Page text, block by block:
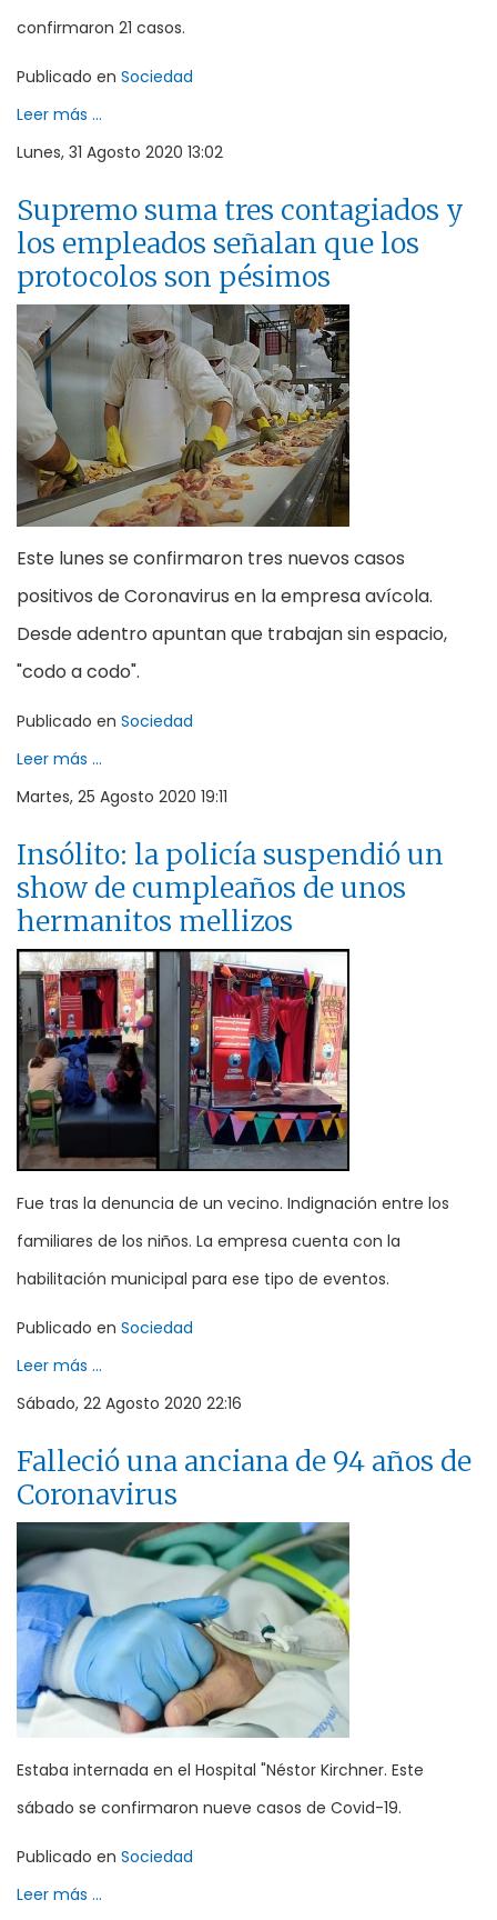
confirmaron 21 casos.
Publicado en Sociedad
Leer más ...
Lunes, 31 Agosto 2020 13:02
Supremo suma tres contagiados y
los empleados señalan que los
protocolos son pésimos
Este lunes se confirmaron tres nuevos casos
positivos de Coronavirus en la empresa avícola.
Desde adentro apuntan que trabajan sin espacio,
"codo a codo".
Publicado en Sociedad
Leer más ...
Martes, 25 Agosto 2020 19:11
Insólito: la policía suspendió un
show de cumpleaños de unos
hermanitos mellizos
Fue tras la denuncia de un vecino. Indignación entre los
familiares de los niños. La empresa cuenta con la
habilitación municipal para ese tipo de eventos.
Publicado en Sociedad
Leer más ...
Sábado, 22 Agosto 2020 22:16
Falleció una anciana de 94 años de
Coronavirus
Estaba internada en el Hospital "Néstor Kirchner. Este
sábado se confirmaron nueve casos de Covid-19.
Publicado en Sociedad
Leer más ...